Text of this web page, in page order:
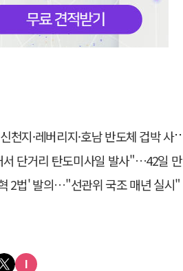
지·레버리지·호남 반도체 겁박 사과하라"
서 단거리 탄도미사일 발사"…42일 만
2법' 발의…"선관위 국조 매년 실시"